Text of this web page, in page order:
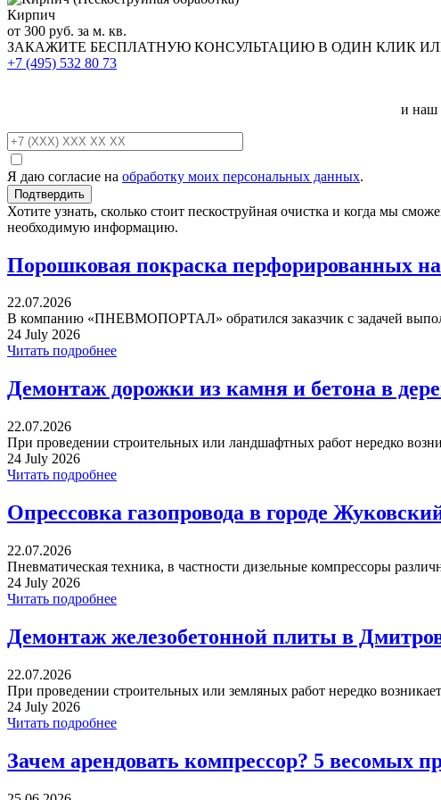
Кирпич
от 300 руб. за м. кв.
ЗАКАЖИТЕ БЕСПЛАТНУЮ КОНСУЛЬТАЦИЮ В ОДИН КЛИК
+7 (495) 532 80 73
и наш
Я даю согласие на обработку моих персональных данных.
Хотите узнать, сколько стоит пескоструйная очистка и когда мы
необходимую информацию.
Порошковая покраска перфорированных
22.07.2026
В компанию «ПНЕВМОПОРТАЛ» обратился заказчик с задачей
24 July 2026
Читать подробнее
Демонтаж дорожки из камня и бетона в
22.07.2026
При проведении строительных или ландшафтных работ нередко
24 July 2026
Читать подробнее
Опрессовка газопровода в городе
22.07.2026
Пневматическая техника, в частности дизельные компрессоры
24 July 2026
Читать подробнее
Демонтаж железобетонной плиты в
22.07.2026
При проведении строительных или земляных работ нередко
24 July 2026
Читать подробнее
Зачем арендовать компрессор? 5 весомых